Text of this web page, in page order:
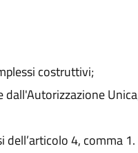
costruttivi;
dell’articolo 4, comma 1.